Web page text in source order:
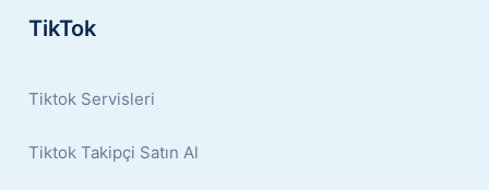
TikTok
Tiktok Servisleri
Tiktok Takipçi Satın Al